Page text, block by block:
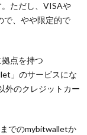
ただし、VISAや
で、やや限定的で
点を持つ
」のサービスにな
外のクレジットカー
でのmybitwalletか